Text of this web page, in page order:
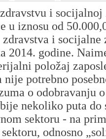
i
u iznosu od
zdravstva i
2014. godine.
položaj
potrebno
o odobravanju
nekoliko puta do
sektoru - na
odnosno